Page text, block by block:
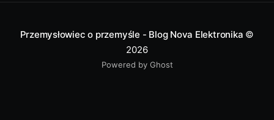
Przemysłowiec o przemyśle - Blog Nova Elektronika ©
2026
Powered by Ghost